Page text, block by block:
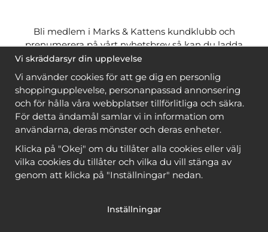
Bli medlem i Marks & Kattens kundklubb och
prenumerera på vårt nyhetsbrev så kan du ladda
ner många mönstergratisoch få många
när du handlar garn till mönstret. Du ser vilka som
ärgratis när du ärinloggad.
Bli medlem
Copyright © 2026, Marks & Kattens AB
Vi skräddarsyr din upplevelse
Vi använder cookies för att ge dig en personlig
shoppingupplevelse, personanpassad annonsering
och för hålla våra webbplatser tillförlitliga och säkra.
För detta ändamål samlar vi in information om
användarna, deras mönster och deras enheter.
Klicka på "Okej" om du tillåter alla cookies eller välj
vilka cookies du tillåter och vilka du vill stänga av
genom att klicka på "Inställningar" nedan.
Inställningar